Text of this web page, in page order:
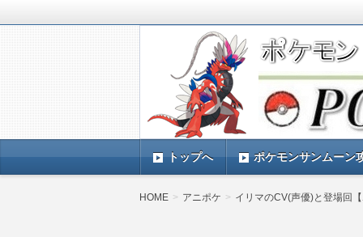
ポケモン最新情報
ポケモンSV(スカーレットバイオレ
TIMES』 ポケモンSV(スカーレット
トップへ ポケモンサンムーン
HOME アニポケ イリマのCV(声優)と登場回